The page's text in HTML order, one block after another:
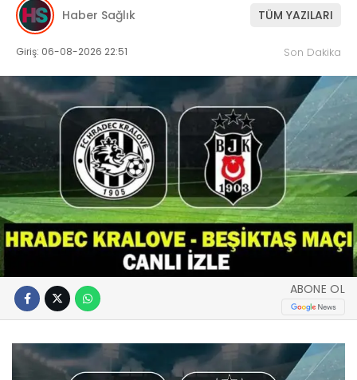
Haber Sağlık TÜM YAZILARI
Giriş: 06-08-2026 22:51 Son Dakika
ABONE OL